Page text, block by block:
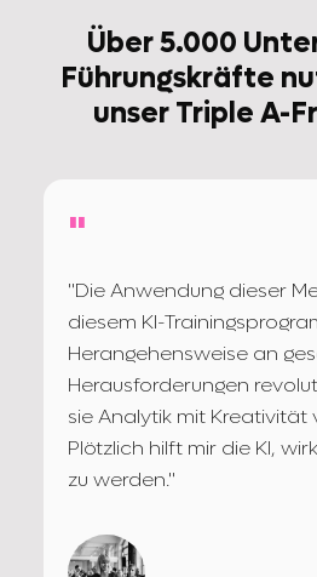
Über 5.000
Führungskräfte
unser Triple A-
"
"Die Anwendung dieser
diesem KI-
Herangehensweise an
Herausforderungen
sie Analytik mit Kreativität
Plötzlich hilft mir die KI,
zu werden."